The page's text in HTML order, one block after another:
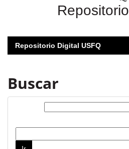
Repositorio
Repositorio Digital USFQ
Buscar